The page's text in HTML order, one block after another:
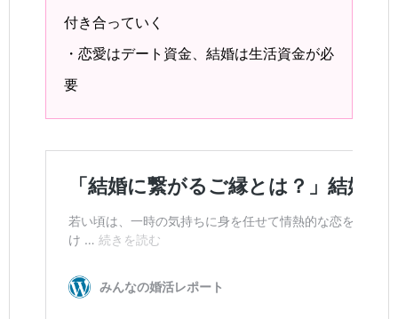
付き合っていく
・恋愛はデート資金、結婚は生活資金が必
要